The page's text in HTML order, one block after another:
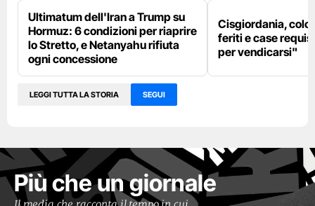
Ultimatum dell'Iran a Trump su
Hormuz: 6 condizioni per riaprire
lo Stretto, e Netanyahu rifiuta
ogni concessione
Cisgiordania,
feriti e case
per vendicarsi"
LEGGI TUTTA LA STORIA SEGUI
Più che un giornale